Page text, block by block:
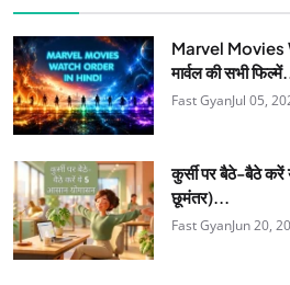
Marvel
मार्वल की सभी
Fast GyanJul 05,
कुर्सी पर बैठे-बैठे
छूमंतर)...
Fast GyanJun 20,